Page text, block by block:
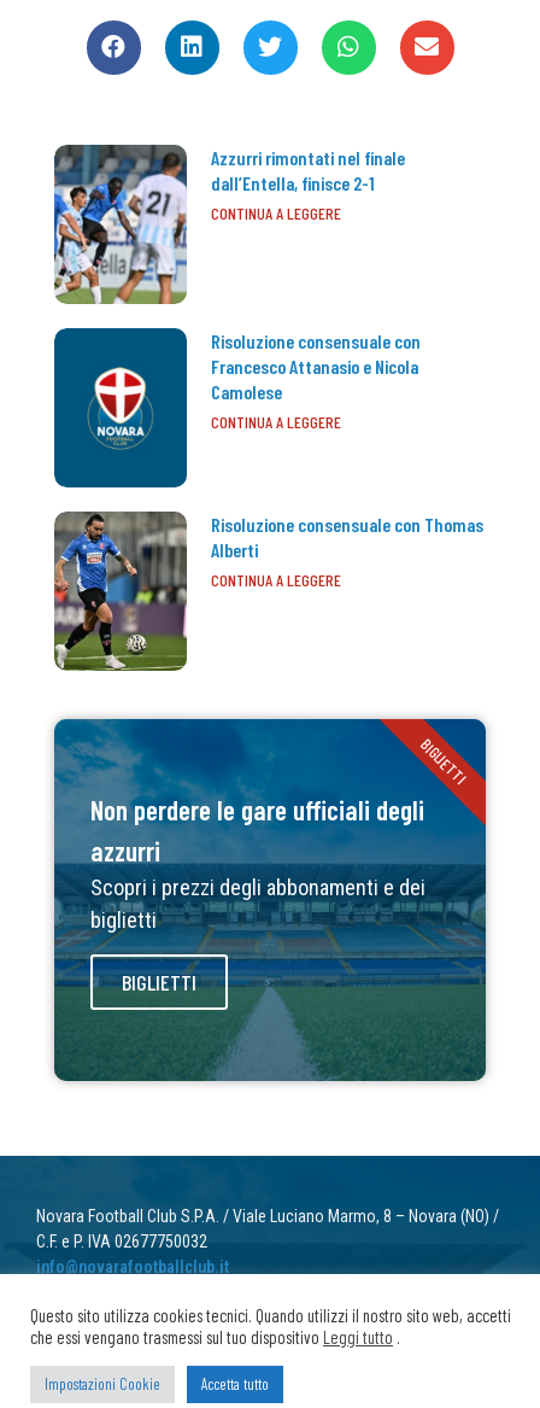
Azzurri rimontati nel finale
dall’Entella, finisce 2-1
CONTINUA A LEGGERE
Risoluzione consensuale con
Francesco Attanasio e Nicola
Camolese
CONTINUA A LEGGERE
Risoluzione consensuale con Thomas
Alberti
CONTINUA A LEGGERE
Non perdere le gare ufficiali degli
azzurri
Scopri i prezzi degli abbonamenti e dei
biglietti
BIGLIETTI
BIGLIETTI
Novara Football Club S.P.A. / Viale Luciano Marmo, 8 – Novara (NO) /
C.F. e P. IVA 02677750032
info@novarafootballclub.it
© 2022 Novara Football Club. Tutti i diritti riservati.
Privacy/ Cookie
Questo sito utilizza cookies tecnici. Quando utilizzi il nostro sito web, accetti
che essi vengano trasmessi sul tuo dispositivo Leggi tutto .
Impostazioni Cookie Accetta tutto